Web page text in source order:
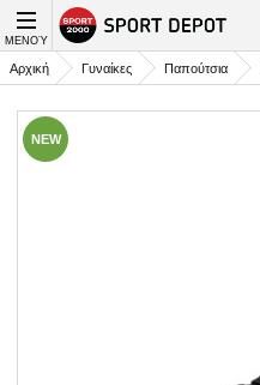
ΜΕΝΟΎ
Αρχική Γυναίκες Παπούτσια
NEW